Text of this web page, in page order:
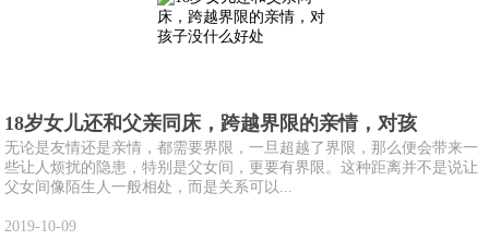
18岁女儿还和父亲同床，跨越界限的亲情，对孩
无论是友情还是亲情，都需要界限，一旦超越了界限，那么便会带来一
些让人烦扰的隐患，特别是父女间，更要有界限。这种距离并不是说让
父女间像陌生人一般相处，而是关系可以...
2019-10-09